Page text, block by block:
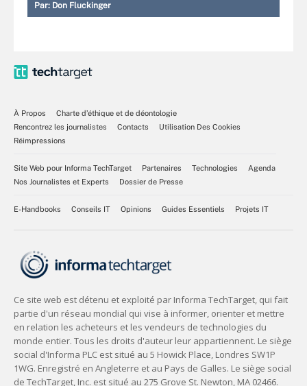
Par: Don Fluckinger
À Propos
Charte d’éthique et de déontologie
Rencontrez les journalistes
Contacts
Utilisation Des Cookies
Réimpressions
Site Web pour Informa TechTarget Partenaires Technologies
Agenda
Nos Journalistes et Experts
Dossier de Presse
E-Handbooks Conseils IT Opinions Guides Essentiels Projets IT